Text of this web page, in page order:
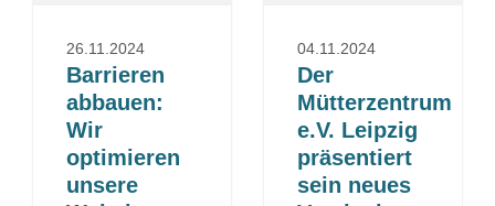
26.11.2024
Barrieren
abbauen:
Wir
optimieren
unsere
04.11.2024
Der
Mütterzentrum
e.V. Leipzig
präsentiert
sein neues